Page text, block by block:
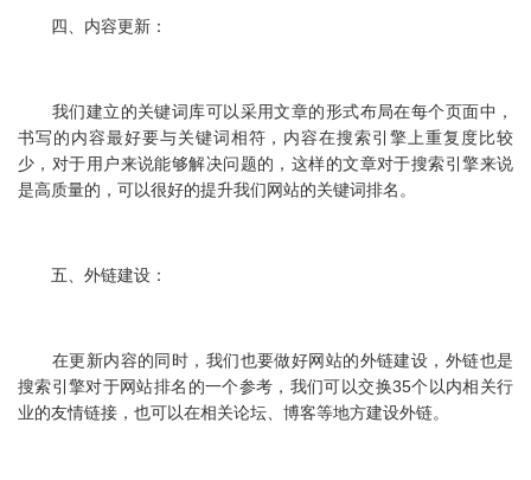
四、内容更新：
我们建立的关键词库可以采用文章的形式布局在每个页面中，
书写的内容最好要与关键词相符，内容在搜索引擎上重复度比较
少，对于用户来说能够解决问题的，这样的文章对于搜索引擎来说
是高质量的，可以很好的提升我们网站的关键词排名。
五、外链建设：
在更新内容的同时，我们也要做好网站的外链建设，外链也是
搜索引擎对于网站排名的一个参考，我们可以交换35个以内相关行
业的友情链接，也可以在相关论坛、博客等地方建设外链。